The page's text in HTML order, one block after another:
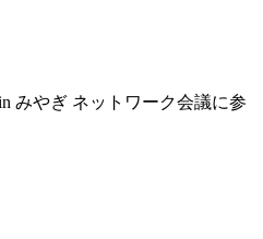
みやぎ ネットワーク会議に参